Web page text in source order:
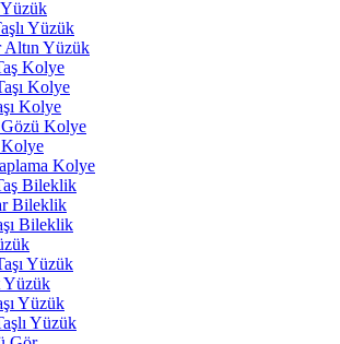
Yüzük
Altın Yüzük
Kolye
Kolye
Kolye
Kolye
Kolye
Bileklik
Bileklik
Bileklik
Yüzük
Yüzük
Yüzük
Yüzük